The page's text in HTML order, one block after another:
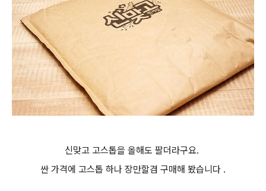
신맞고 고스톱을 올해도 팔더라구요.
싼 가격에 고스톱 하나 장만할겸 구매해 봤습니다 .